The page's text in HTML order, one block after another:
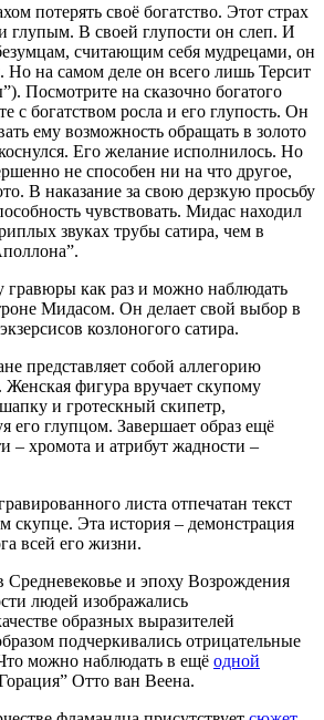
потерять своё богатство. Этот страх
глупым. В своей глупости он слеп. И
считающим себя мудрецами, он
Но на самом деле он всего лишь Терсит
Посмотрите на сказочно богатого
с богатством росла и его глупость. Он
ему возможность обращать в золото
Его желание исполнилось. Но
не способен ни на что другое,
В наказание за свою дерзкую просьбу
чувствовать. Мидас находил
звуках трубы сатира, чем в
гравюры как раз и можно наблюдать
Мидасом. Он делает свой выбор в
козлоногого сатира.
представляет собой аллегорию
фигура вручает скупому
и гротескный скипетр,
его глупцом. Завершает образ ещё
– хромота и атрибут жадности –
листа отпечатан текст
Эта история – демонстрация
всей его жизни.
Средневековье и эпоху Возрождения
людей изображались
образных выразителей
подчеркивались отрицательные
можно наблюдать в ещё одной
Отто ван Веена.